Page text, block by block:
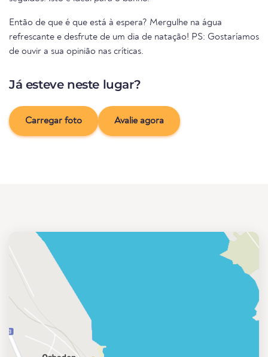
Então de que é que está à espera? Mergulhe na água
refrescante e desfrute de um dia de natação! PS: Gostaríamos
de ouvir a sua opinião nas críticas.
Já esteve neste lugar?
Carregar foto Avalie agora